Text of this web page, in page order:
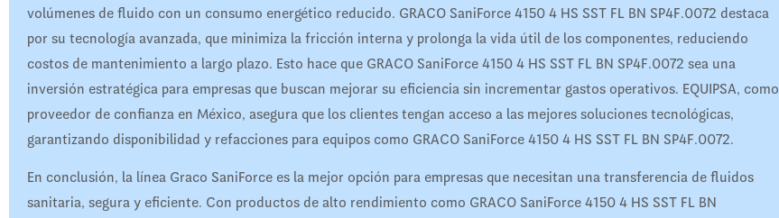
volúmenes de fluido con un consumo energético reducido. GRACO SaniForce 4150 4 HS SST FL BN SP4F.0072 destaca
por su tecnología avanzada, que minimiza la fricción interna y prolonga la vida útil de los componentes, reduciendo
costos de mantenimiento a largo plazo. Esto hace que GRACO SaniForce 4150 4 HS SST FL BN SP4F.0072 sea una
inversión estratégica para empresas que buscan mejorar su eficiencia sin incrementar gastos operativos. EQUIPSA, como
proveedor de confianza en México, asegura que los clientes tengan acceso a las mejores soluciones tecnológicas,
garantizando disponibilidad y refacciones para equipos como GRACO SaniForce 4150 4 HS SST FL BN SP4F.0072.
En conclusión, la línea Graco SaniForce es la mejor opción para empresas que necesitan una transferencia de fluidos
sanitaria, segura y eficiente. Con productos de alto rendimiento como GRACO SaniForce 4150 4 HS SST FL BN